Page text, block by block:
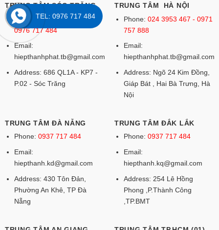
TRUNG TÂM SÓC TRĂNG
Phone:079 36 033 226 -
0976 717 484
Email:
hiepthanhphat.tb@gmail.com
Address: 686 QL1A - KP7 -
P.02 - Sóc Trăng
TRUNG TÂM HÀ NỘI
Phone: 024 3953 467 - 0971
757 888
Email:
hiepthanhphat.tb@gmail.com
Address: Ngõ 24 Kim Đồng,
Giáp Bát , Hai Bà Trưng, Hà
Nội
TRUNG TÂM ĐÀ NẴNG
Phone: 0937 717 484
Email:
hiepthanh.kd@gmail.com
Address: 430 Tôn Đản,
Phường An Khê, TP Đà
Nẵng
TRUNG TÂM ĐẮK LẮK
Phone: 0937 717 484
Email:
hiepthanh.kq@gmail.com
Address: 254 Lê Hồng
Phong ,P.Thành Công
,TP.BMT
TEL: 0976 717 484